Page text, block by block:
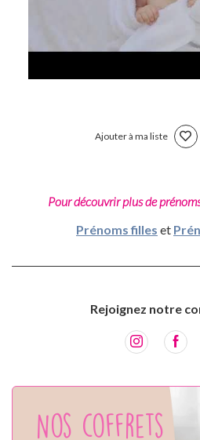
Ajouter à ma liste
Pour découvrir plus de
Prénoms filles et
Rejoignez notre
Nos coffrets